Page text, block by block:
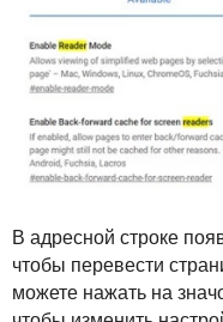
В адресной строке
чтобы перевести
можете нажать на